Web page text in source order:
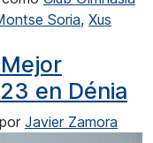
Soria, Xus
en Dénia
por Javier Zamora